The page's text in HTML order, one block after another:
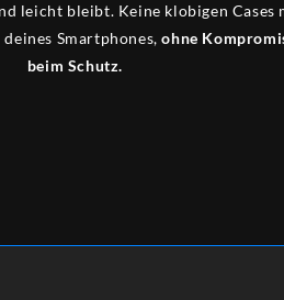
leicht bleibt. Keine klobigen Cases
deines Smartphones,ohne
beim Schutz.